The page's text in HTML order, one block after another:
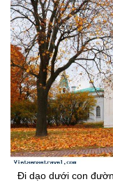
Đi dạo dưới con